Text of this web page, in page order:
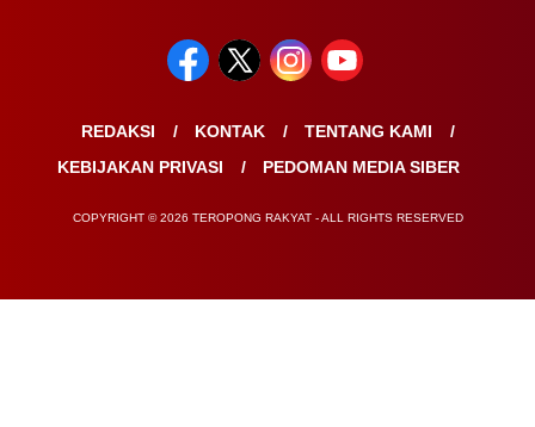
REDAKSI KONTAK
TENTANG KAMI
KEBIJAKAN PRIVASI
PEDOMAN MEDIA SIBER
COPYRIGHT © 2026 TEROPONG RAKYAT - ALL RIGHTS RESERVED